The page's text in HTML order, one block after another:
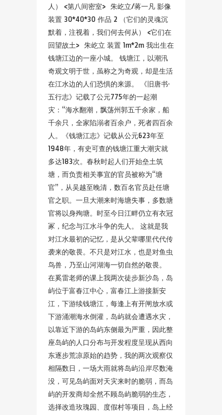
人） <第八间密室> 朱屹立/蒋一凡 影像
装置 30*40*30 作品 2 （它们的灵魂沉
默着，注视着，我们何去何从） <它们在
回望故土> 朱屹立 装置 1m*2m 我出生在
钱塘江边的一座小城。 钱塘江，以潮汛
奇观文明于世，虽称之为奇观，却是生活
在江水边的人们恐惧的来源。 《旧唐书·
五行志》记载了公元775年的一起潮
灾：“海水翻潮，飘荡州郭五千余家，船
千余只，全家陷溺者百余户，死者四百余
人。《钱塘江志》记载从公元623年至
1948年，有史可查的钱塘江重大潮灾就
多达183次。春秋时起人们开始垒土筑
塘，而负责相关事宜的官员被称为“塘
官”，从吴越至晚清，数百名官员赴任塘
官之职。一旦大潮来时海塘失事，多数塘
官将以身殉塘。时至今日江畔仍立有衣冠
冢，纪念与江水斗争的先人。 这就是我
对江水最初的记忆，是从父辈哪里代代传
袭来的敬畏。不只是对江水，也是对鱼虫
鸟兽，乃至山河湖海一切自然的敬畏。
在奚雷老师的课上我两次徒步新沙岛，岛
屿位于富春江中心，富春江上游接新安
江，下游续钱塘江，每逢上有开闸放水或
下游涌潮海水倒灌，岛屿就会遭遇水灾，
以靠近下游的岛屿东侧最为严重，因此整
座岛屿的人口分布与开发程度呈现从西向
东逐步荒凉原始的趋势，我的两次观察仅
相隔数日，一场大雨就将岛屿沿岸尽数淹
没，可见岛屿面对天灾来时的脆弱，而岛
屿的开发商却全然不顾岛屿脆弱的生态，
选择改造玫瑰园、度假村等项目，岛上经